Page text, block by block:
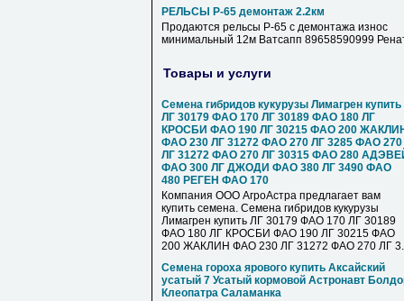
РЕЛЬСЫ Р-65 демонтаж 2.2км
Продаются рельсы Р-65 с демонтажа износ
минимальный 12м Ватсапп 89658590999
Товары и услуги
Семена гибридов кукурузы Лимагрен купить
ЛГ 30179 ФАО 170 ЛГ 30189 ФАО 180 ЛГ
КРОСБИ ФАО 190 ЛГ 30215 ФАО 200
ФАО 230 ЛГ 31272 ФАО 270 ЛГ 3285 ФАО 270
ЛГ 31272 ФАО 270 ЛГ 30315 ФАО 280
ФАО 300 ЛГ ДЖОДИ ФАО 380 ЛГ 3490 ФАО
480 РЕГЕН ФАО 170
Компания ООО АгроАстра предлагает вам
купить семена. Семена гибридов кукурузы
Лимагрен купить ЛГ 30179 ФАО 170 ЛГ 30189
ФАО 180 ЛГ КРОСБИ ФАО 190 ЛГ 30215 ФАО
200 ЖАКЛИН ФАО 230 ЛГ 31272 ФАО 270 ЛГ
Семена гороха ярового купить Аксайский
усатый 7 Усатый кормовой Астронавт
Клеопатра Саламанка